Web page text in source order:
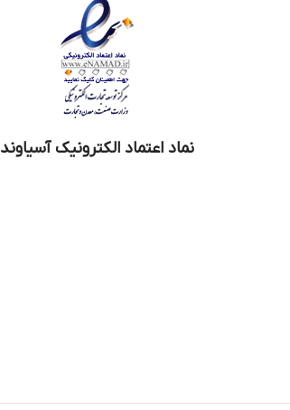
نماد اعتماد الکترونیک آسیاوند